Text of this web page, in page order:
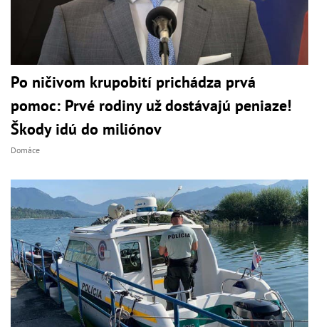
Po ničivom krupobití prichádza prvá
pomoc: Prvé rodiny už dostávajú peniaze!
Škody idú do miliónov
Domáce